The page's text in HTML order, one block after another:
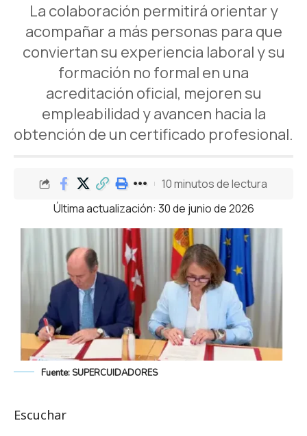
La colaboración permitirá orientar y
acompañar a más personas para que
conviertan su experiencia laboral y su
formación no formal en una
acreditación oficial, mejoren su
empleabilidad y avancen hacia la
obtención de un certificado profesional.
Última actualización: 30 de junio de 2026
10 minutos de lectura
Fuente: SUPERCUIDADORES
Escuchar